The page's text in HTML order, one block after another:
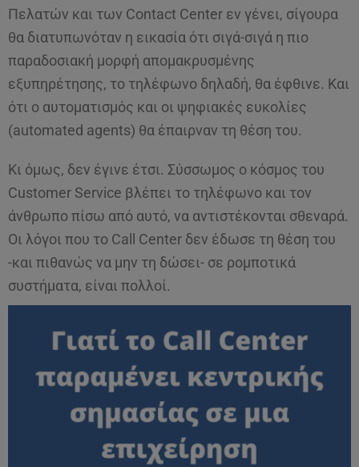
Πελατών και των Contact Center εν γένει, σίγουρα
θα διατυπωνόταν η εικασία ότι σιγά-σιγά η πιο
παραδοσιακή μορφή απομακρυσμένης
εξυπηρέτησης, το τηλέφωνο δηλαδή, θα έφθινε. Και
ότι ο αυτοματισμός και οι ψηφιακές ευκολίες
(automated agents) θα έπαιρναν τη θέση του.
Κι όμως, δεν έγινε έτσι. Σύσσωμος ο κόσμος του
Customer Service βλέπει το τηλέφωνο και τον
άνθρωπο πίσω από αυτό, να αντιστέκονται σθεναρά.
Οι λόγοι που το Call Center δεν έδωσε τη θέση του
-και πιθανώς να μην τη δώσει- σε ρομποτικά
συστήματα, είναι πολλοί.